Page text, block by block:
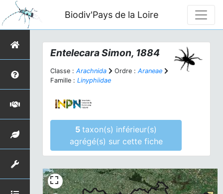
Biodiv'Pays de la Loire
EntelecaraSimon, 1884
Classe : Arachnida Ordre : Araneae
Famille : Linyphiidae
5taxon(s) inférieur(s)
agrégé(s) sur cette fiche